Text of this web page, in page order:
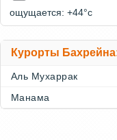
ощущается: +44°c
Курорты
Аль Мухаррак
Манама